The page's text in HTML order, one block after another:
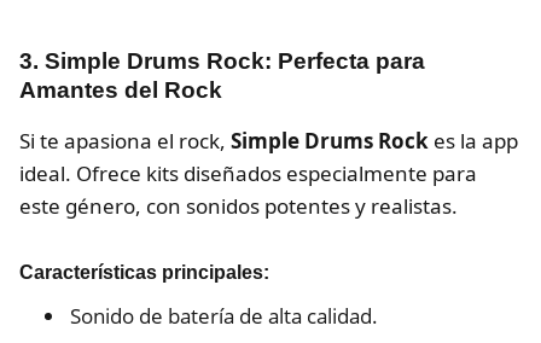
3. Simple Drums Rock: Perfecta para
Amantes del Rock
Si te apasiona el rock, Simple Drums Rock es la app
ideal. Ofrece kits diseñados especialmente para
este género, con sonidos potentes y realistas.
Características principales:
Sonido de batería de alta calidad.